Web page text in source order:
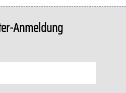
Anmeldung